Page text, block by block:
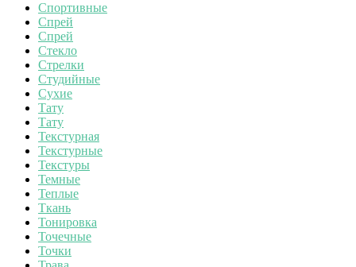
Спортивные
Спрей
Спрей
Стекло
Стрелки
Студийные
Сухие
Тату
Тату
Текстурная
Текстурные
Текстуры
Темные
Теплые
Ткань
Тонировка
Точечные
Точки